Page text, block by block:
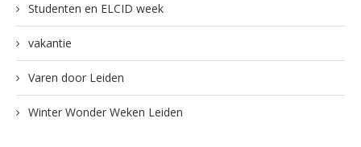
Studenten en ELCID week
vakantie
Varen door Leiden
Winter Wonder Weken Leiden